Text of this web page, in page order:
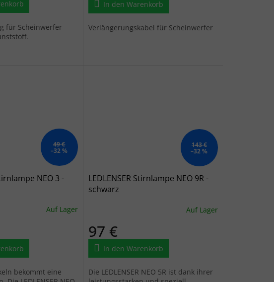
für Scheinwerfer
In den Warenkorb
Verlängerungskabel für Scheinwerfer
49 €
–32 %
NEO 3 -
Auf Lager
bekommt eine
143 €
–32 %
LEDLENSER Stirnlampe NEO 9R -
schwarz
Auf Lager
97 €
In den Warenkorb
Die LEDLENSER NEO 5R ist dank ihrer